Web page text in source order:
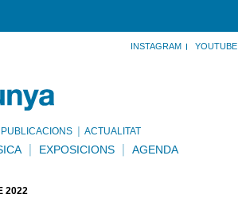
INSTAGRAM YOUTUBE
PUBLICACIONS ACTUALITAT
EXPOSICIONS AGENDA
2022